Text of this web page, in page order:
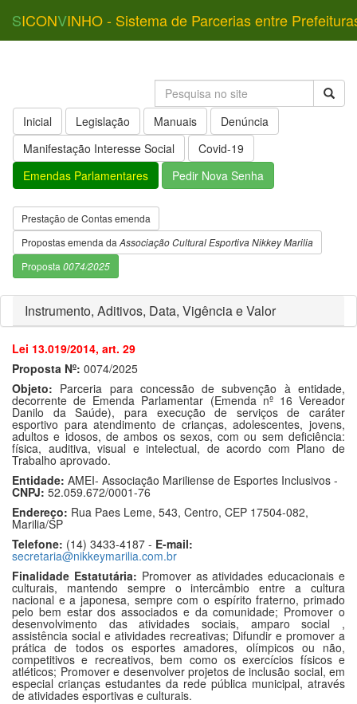
SICONVINHO - Sistema de Parcerias entre
Inicial Legislação Manuais
Denúncia
Manifestação Interesse Social
Covid-19
Emendas Parlamentares
Pedir Nova Senha
Prestação de Contas emenda
Propostas emenda da Associação Cultural Esportiva Nikkey Marilia
Proposta 0074/2025
Instrumento, Aditivos, Data, Vigência e Valor
Lei 13.019/2014, art. 29
Proposta Nº: 0074/2025
Objeto: Parceria para concessão de subvenção à entidade,
decorrente de Emenda Parlamentar (Emenda nº 16 Vereador
Danilo da Saúde), para execução de serviços de caráter
esportivo para atendimento de crianças, adolescentes, jovens,
adultos e idosos, de ambos os sexos, com ou sem deficiência:
física, auditiva, visual e intelectual, de acordo com Plano de
Trabalho aprovado.
Entidade: AMEI- Associação Mariliense de Esportes Inclusivos -
CNPJ: 52.059.672/0001-76
Endereço: Rua Paes Leme, 543, Centro, CEP 17504-082,
Marilia/SP
Telefone: (14) 3433-4187 - E-mail:
secretaria@nikkeymarilia.com.br
Finalidade Estatutária: Promover as atividades educacionais e
culturais, mantendo sempre o intercâmbio entre a cultura
nacional e a japonesa, sempre com o espírito fraterno, primado
pelo bem estar dos associados e da comunidade; Promover o
desenvolvimento das atividades sociais, amparo social ,
assistência social e atividades recreativas; Difundir e promover a
prática de todos os esportes amadores, olímpicos ou não,
competitivos e recreativos, bem como os exercícios físicos e
atléticos; Promover e desenvolver projetos de inclusão social, em
especial crianças estudantes da rede pública municipal, através
de atividades esportivas e culturais.